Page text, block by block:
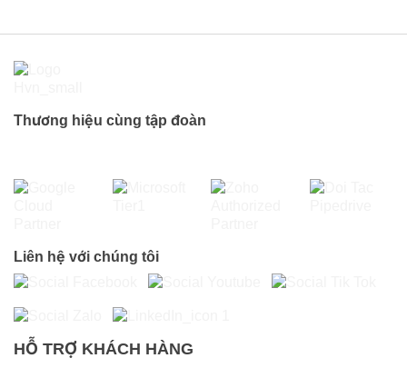
Thương hiệu cùng tập đoàn
Liên hệ với chúng tôi
HỖ TRỢ KHÁCH HÀNG